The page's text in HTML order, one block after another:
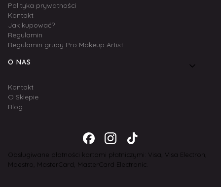
Polityka prywatności
Kontakt
Jak kupować?
Regulamin
Regulamin grupy Pro Makeup Artist
O NAS
Kontakt
O Sklepie
Blog
Obsługiwane płatności kartami płatniczymi: Visa, Visa Electron,
Maestro, MasterCard, MasterCard Electronic.